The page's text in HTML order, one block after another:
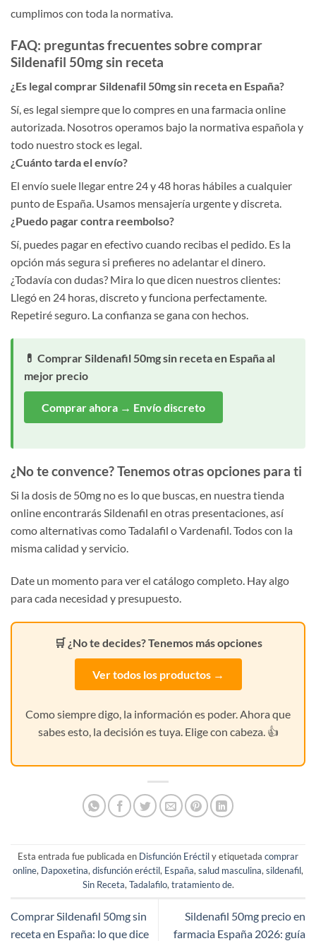
cumplimos con toda la normativa.
FAQ: preguntas frecuentes sobre comprar
Sildenafil 50mg sin receta
¿Es legal comprar Sildenafil 50mg sin receta en España?
Sí, es legal siempre que lo compres en una farmacia online
autorizada. Nosotros operamos bajo la normativa española y
todo nuestro stock es legal.
¿Cuánto tarda el envío?
El envío suele llegar entre 24 y 48 horas hábiles a cualquier
punto de España. Usamos mensajería urgente y discreta.
¿Puedo pagar contra reembolso?
Sí, puedes pagar en efectivo cuando recibas el pedido. Es la
opción más segura si prefieres no adelantar el dinero.
¿Todavía con dudas? Mira lo que dicen nuestros clientes:
Llegó en 24 horas, discreto y funciona perfectamente.
Repetiré seguro. La confianza se gana con hechos.
💊 Comprar Sildenafil 50mg sin receta en España al
mejor precio
Comprar ahora → Envío discreto
¿No te convence? Tenemos otras opciones para ti
Si la dosis de 50mg no es lo que buscas, en nuestra tienda
online encontrarás Sildenafil en otras presentaciones, así
como alternativas como Tadalafil o Vardenafil. Todos con la
misma calidad y servicio.
Date un momento para ver el catálogo completo. Hay algo
para cada necesidad y presupuesto.
🛒 ¿No te decides? Tenemos más opciones
Ver todos los productos →
Como siempre digo, la información es poder. Ahora que
sabes esto, la decisión es tuya. Elige con cabeza. 👍
Esta entrada fue publicada en Disfunción Eréctily etiquetada comprar
online, Dapoxetina, disfunción eréctil, España, salud masculina, sildenafil,
Sin Receta, Tadalafilo, tratamiento de.
Comprar Sildenafil 50mg sin
receta en España: lo que dice
Sildenafil 50mg precio en
farmacia España 2026: guía